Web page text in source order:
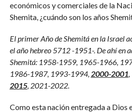
económicos y comerciales de la
Shemita, ¿cuándo son los años
El primer Año de Shemitá en la Israel
el año hebreo 5712 -1951-. De ahí en
Shemitá: 1958-1959, 1965-1966,
1986-1987, 1993-1994,2000-2001,
2015, 2021-2022.
Como esta nación entregada a Dios